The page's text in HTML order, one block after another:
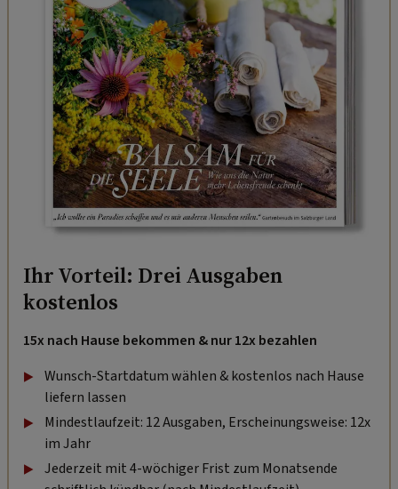
Ihr Vorteil: Drei Ausgaben
kostenlos
15x nach Hause bekommen & nur 12x bezahlen
Wunsch-Startdatum wählen & kostenlos nach Hause
liefern lassen
Mindestlaufzeit: 12 Ausgaben, Erscheinungsweise: 12x
im Jahr
Jederzeit mit 4-wöchiger Frist zum Monatsende